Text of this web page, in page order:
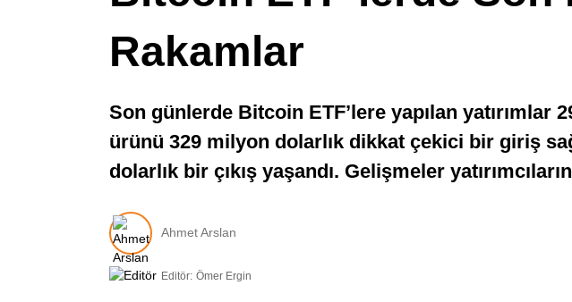
Rakamlar
Son günlerde Bitcoin ETF’lere yapılan yatırımlar
ürünü 329 milyon dolarlık dikkat çekici bir giriş
dolarlık bir çıkış yaşandı. Gelişmeler
Ahmet Arslan
Editör: Ömer Ergin